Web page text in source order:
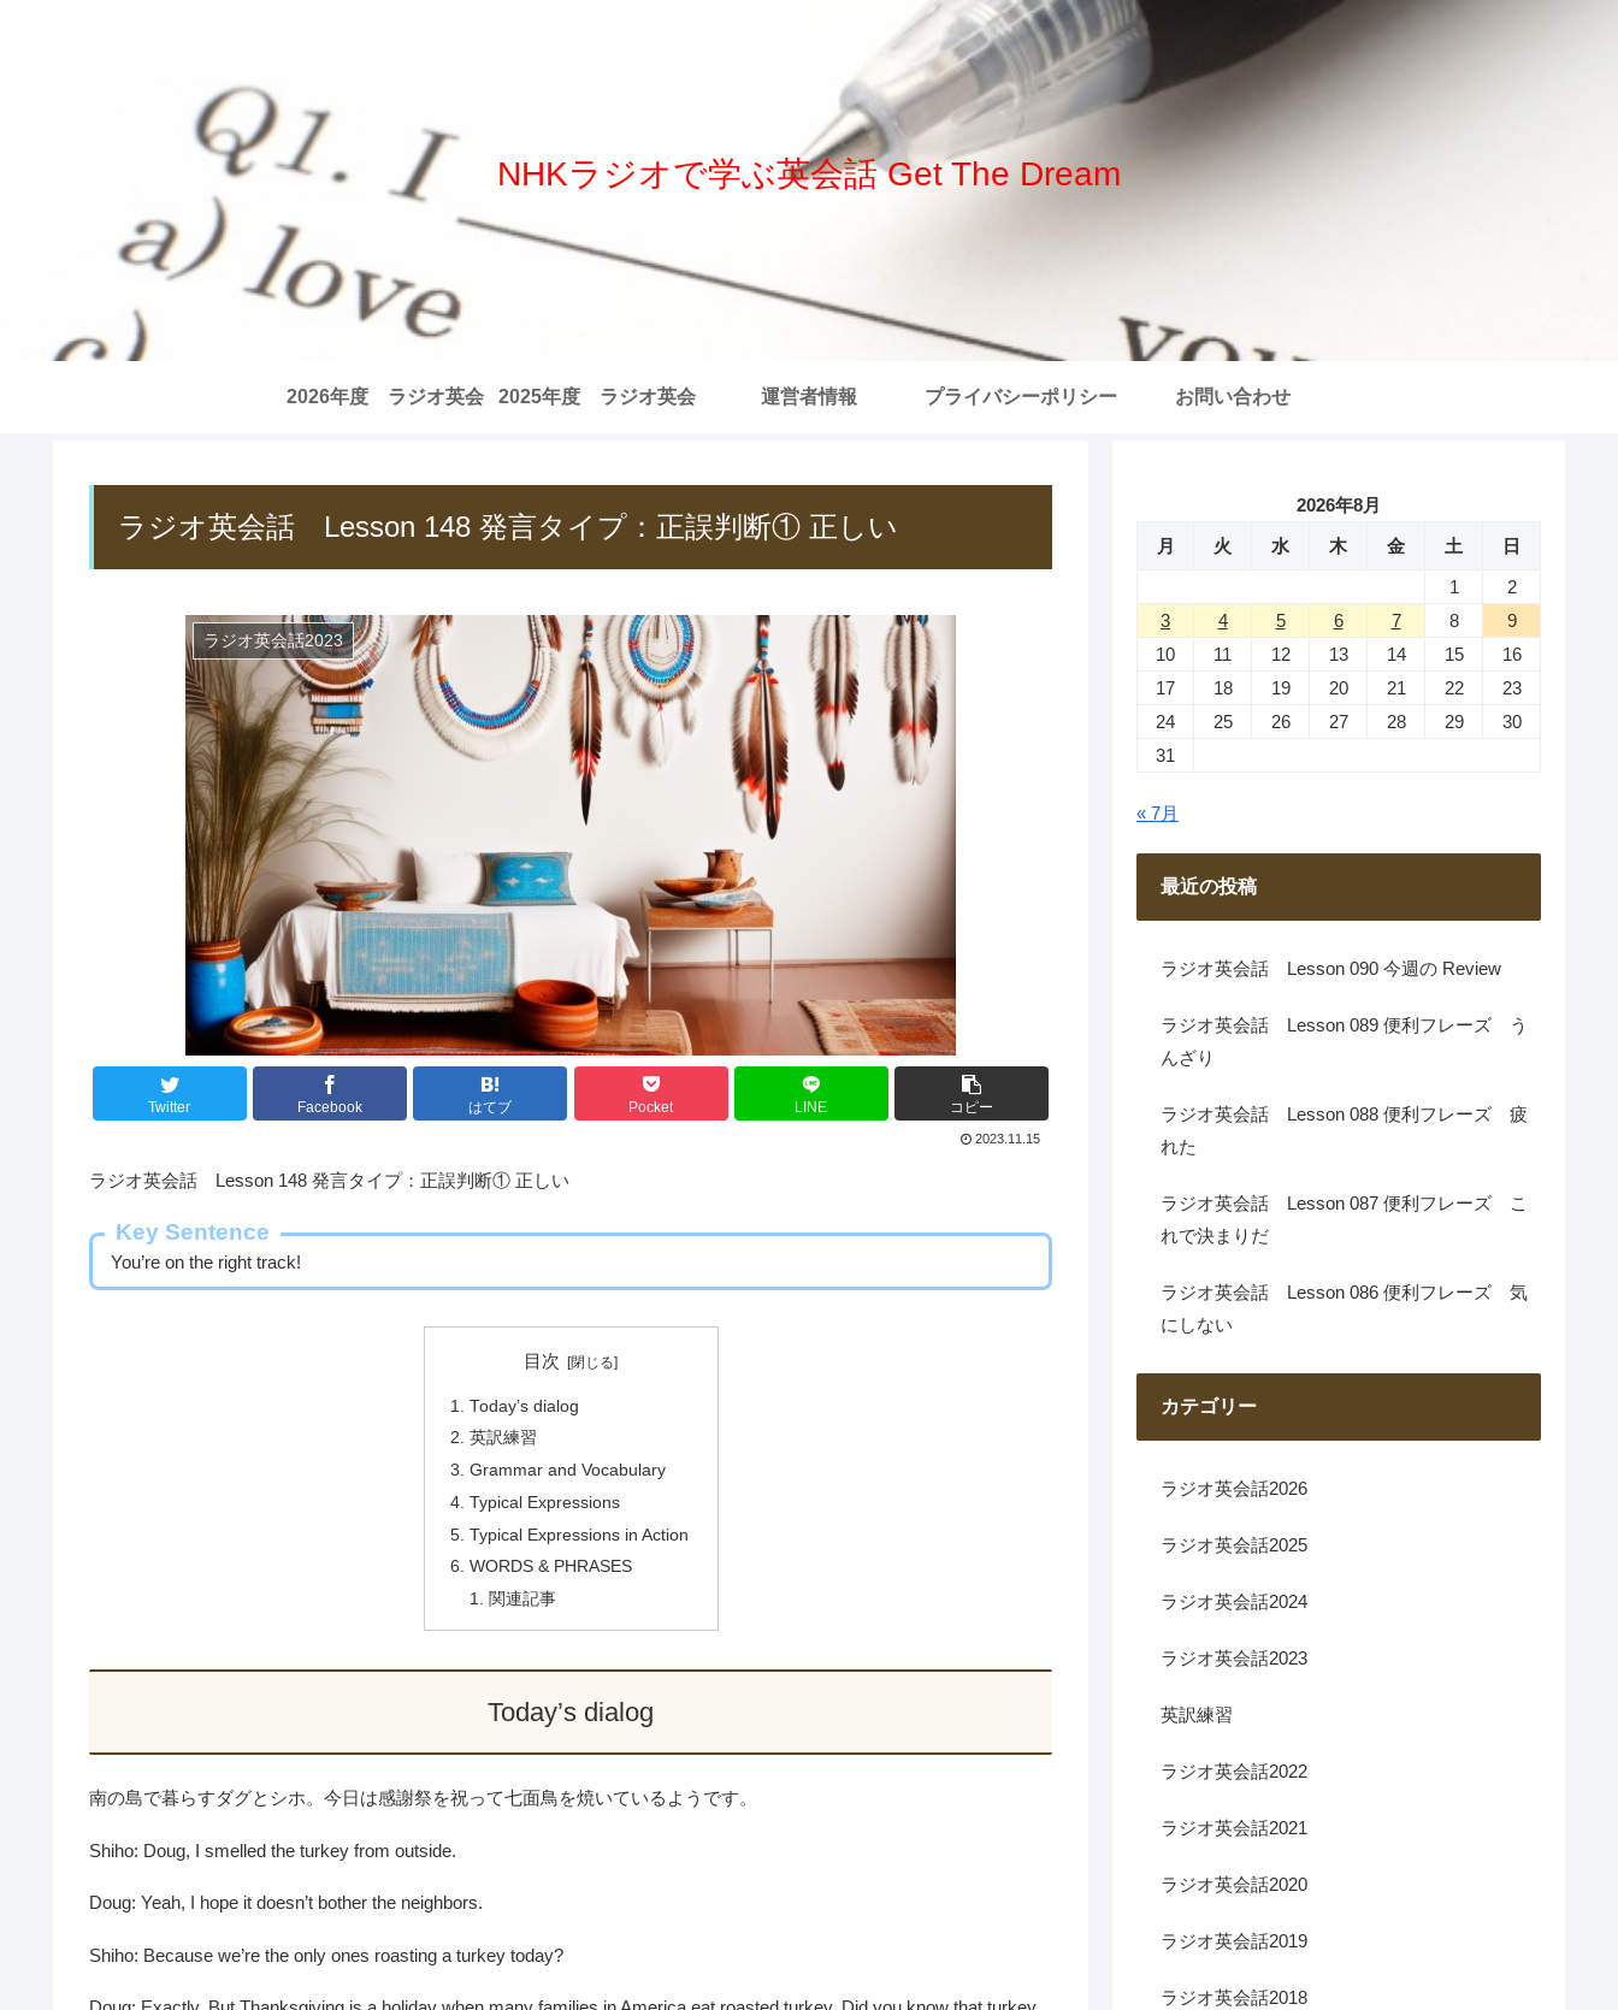
NHKラジオで学ぶ英会話 Get The Dream
2026年度 ラジオ英会 2025年度 ラジオ英会 運営者情報 プライバシーポリシー お問い合わせ
ラジオ英会話 Lesson 148 発言タイプ：正誤判断① 正しい
ラジオ英会話2023
Twitter Facebook はてブ Pocket LINE コピー
2023.11.15
ラジオ英会話 Lesson 148 発言タイプ：正誤判断① 正しい
Key Sentence
You’re on the right track!
目次
Today’s dialog
英訳練習
Grammar and Vocabulary
Typical Expressions
Typical Expressions in Action
WORDS & PHRASES
関連記事
Today’s dialog
南の島で暮らすダグとシホ。今日は感謝祭を祝って七面鳥を焼いているようです。
Shiho: Doug, I smelled the turkey from outside.
Doug: Yeah, I hope it doesn’t bother the neighbors.
Shiho: Because we’re the only ones roasting a turkey today?
2026年8月
月
火 水 木 金 土
日
1
2
3
4 5 6 7 8
9
10
11 12 13 14 15
16
17
18 19 20 21 22
23
24
25 26 27 28 29
30
31
« 7月
最近の投稿
ラジオ英会話 Lesson 090 今週の Review
ラジオ英会話 Lesson 089 便利フレーズ う
んざり
ラジオ英会話 Lesson 088 便利フレーズ 疲
れた
ラジオ英会話 Lesson 087 便利フレーズ こ
れで決まりだ
ラジオ英会話 Lesson 086 便利フレーズ 気
にしない
カテゴリー
ラジオ英会話2026
ラジオ英会話2025
ラジオ英会話2024
ラジオ英会話2023
英訳練習
ラジオ英会話2022
ラジオ英会話2021
ラジオ英会話2020
ラジオ英会話2019
ラジオ英会話2018